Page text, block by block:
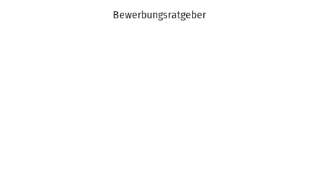
Bewerbungsratgeber